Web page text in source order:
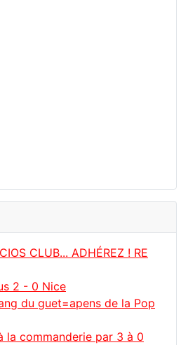
CLUB... ADHÉREZ ! RE
2 - 0 Nice
du guet=apens de la Pop
la commanderie par 3 à 0